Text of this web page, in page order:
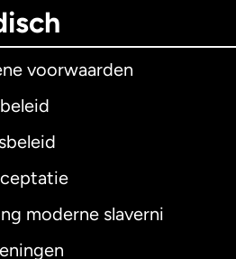
voorwaarden
moderne slaverni